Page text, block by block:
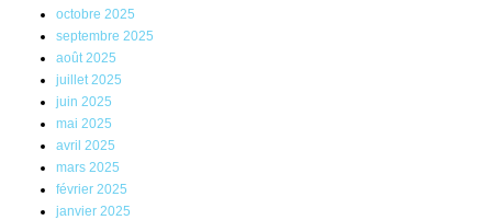
octobre 2025
septembre 2025
août 2025
juillet 2025
juin 2025
mai 2025
avril 2025
mars 2025
février 2025
janvier 2025